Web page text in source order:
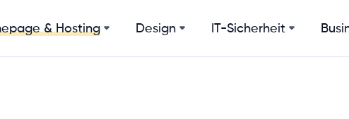
& Hosting Design IT-Sicherheit